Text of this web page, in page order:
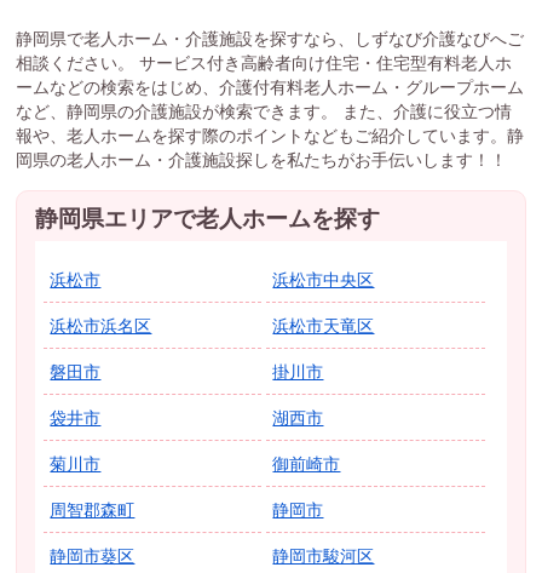
静岡県で老人ホーム・介護施設を探すなら、しずなび介護なびへご
相談ください。 サービス付き高齢者向け住宅・住宅型有料老人ホ
ームなどの検索をはじめ、介護付有料老人ホーム・グループホーム
など、静岡県の介護施設が検索できます。 また、介護に役立つ情
報や、老人ホームを探す際のポイントなどもご紹介しています。静
岡県の老人ホーム・介護施設探しを私たちがお手伝いします！！
静岡県エリアで老人ホームを探す
浜松市 浜松市中央区
浜松市浜名区 浜松市天竜区
磐田市 掛川市
袋井市 湖西市
菊川市 御前崎市
周智郡森町 静岡市
静岡市葵区 静岡市駿河区